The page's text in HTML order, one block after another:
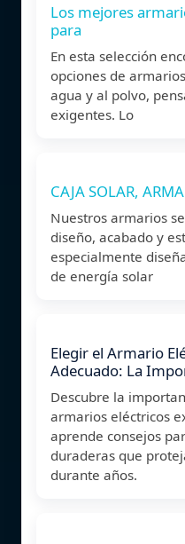
Los mejores
para
En esta selección
opciones de
agua y al polvo,
exigentes. Lo
CAJA SOLAR,
Nuestros armarios
diseño, acabado y
especialmente
de energía solar
Elegir el Armario
Adecuado: La
Descubre la
armarios eléctricos
aprende consejos
duraderas que
durante años.